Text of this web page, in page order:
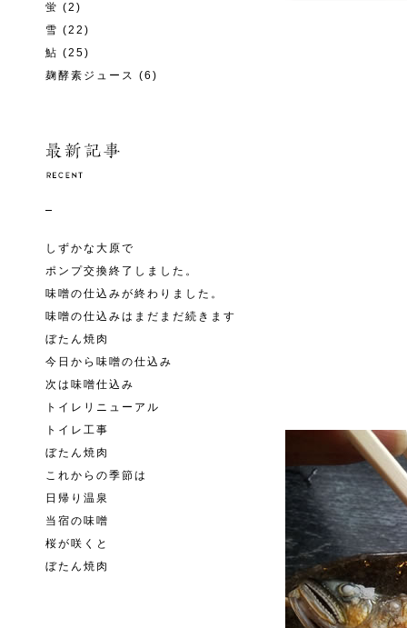
蛍 (2)
雪 (22)
鮎 (25)
麹酵素ジュース (6)
しずかな大原で
ポンプ交換終了しました。
味噌の仕込みが終わりました。
味噌の仕込みはまだまだ続きます
ぼたん焼肉
今日から味噌の仕込み
次は味噌仕込み
トイレリニューアル
トイレ工事
ぼたん焼肉
これからの季節は
日帰り温泉
当宿の味噌
桜が咲くと
ぼたん焼肉